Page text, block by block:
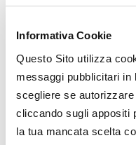
Informativa Cookie
Questo Sito utilizza
messaggi pubblicitari in
scegliere se
cliccando sugli appositi
la tua mancata scelta
Rubriche
FORMAZIONE [1]
BIBLIOTECA [1]
MEMORIAL [1]
MONDO DIGITALE
BRAND